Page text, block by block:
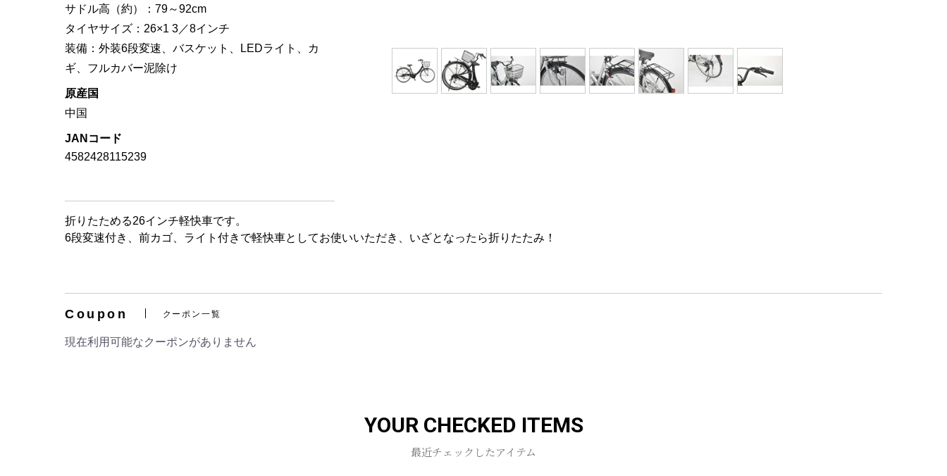
サドル高（約）：79～92cm
タイヤサイズ：26×1 3／8インチ
装備：外装6段変速、バスケット、LEDライト、カ
ギ、フルカバー泥除け
原産国
中国
JANコード
4582428115239
折りたためる26インチ軽快車です。
6段変速付き、前カゴ、ライト付きで軽快車としてお使いいただき、いざとなったら折りたたみ！
Coupon クーポン一覧
現在利用可能なクーポンがありません
YOUR CHECKED ITEMS
最近チェックしたアイテム